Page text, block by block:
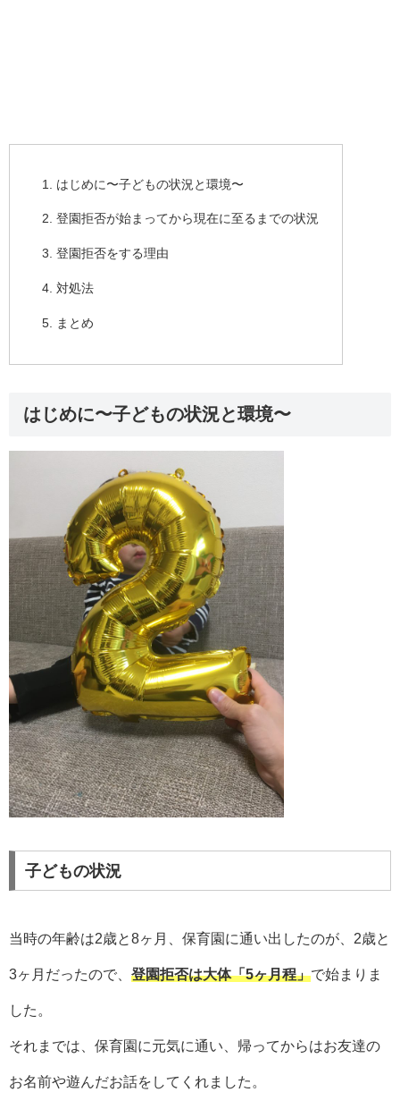
はじめに〜子どもの状況と環境〜
登園拒否が始まってから現在に至るまでの状況
登園拒否をする理由
対処法
まとめ
はじめに〜子どもの状況と環境〜
子どもの状況
当時の年齢は2歳と8ヶ月、保育園に通い出したのが、2歳と
3ヶ月だったので、 登園拒否は大体「5ヶ月程」で始まりま
した。
それまでは、保育園に元気に通い、帰ってからはお友達の
お名前や遊んだお話をしてくれました。